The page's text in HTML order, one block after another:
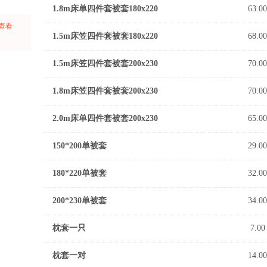
看
1.8m床单四件套被套180x220 63.00
1.5m床笠四件套被套180x220 68.00
1.5m床笠四件套被套200x230 70.00
1.8m床笠四件套被套200x230 70.00
2.0m床单四件套被套200x230 65.00
150*200单被套 29.00
180*220单被套 32.00
200*230单被套 34.00
枕套一只 7.00
枕套一对 14.00